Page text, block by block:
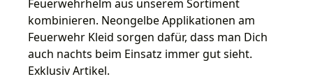
Feuerwehrhelm aus unserem Sortiment
kombinieren. Neongelbe Applikationen am
Feuerwehr Kleid sorgen dafür, dass man Dich
auch nachts beim Einsatz immer gut sieht.
Exklusiv Artikel.